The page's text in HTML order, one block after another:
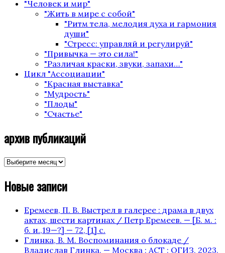
"Человек и мир"
"Жить в мире с собой"
"Ритм тела, мелодия духа и гармония
души"
"Стресс: управляй и регулируй"
"Привычка — это сила!"
"Различая краски, звуки, запахи…"
Цикл "Ассоциации"
"Красная выставка"
"Мудрость"
"Плоды"
"Счастье"
архив публикаций
архив
Новые записи
Еремеев, П. В. Выстрел в галерее : драма в двух
актах, шести картинах / Петр Еремеев. — [Б. м. :
б. и.,19—?] — 72, [1] с.
Глинка, В. М. Воспоминания о блокаде /
Владислав Глинка. — Москва : АСТ : ОГИЗ, 2023.